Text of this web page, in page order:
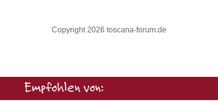
Copyright 2026 toscana-forum.de
Empfohlen von: